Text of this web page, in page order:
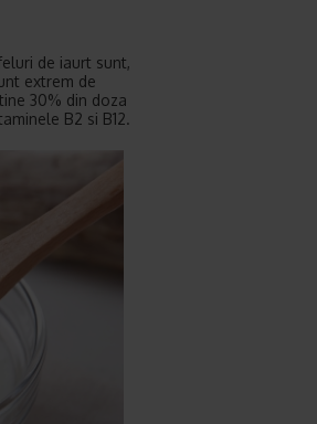
de iaurt sunt,
extrem de
30% din doza
B2 si B12.